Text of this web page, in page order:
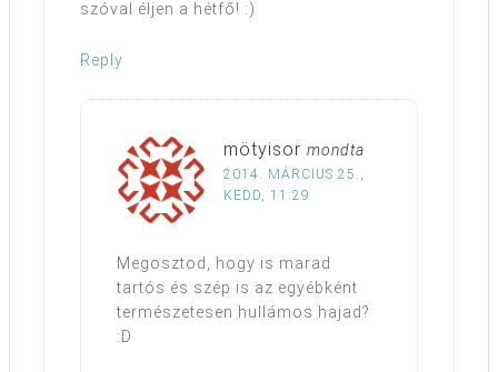
szóval éljen a hétfő! :)
Reply
mötyisor mondta
2014. MÁRCIUS 25.,
KEDD, 11:29
Megosztod, hogy is marad
tartós és szép is az egyébként
természetesen hullámos hajad?
:D